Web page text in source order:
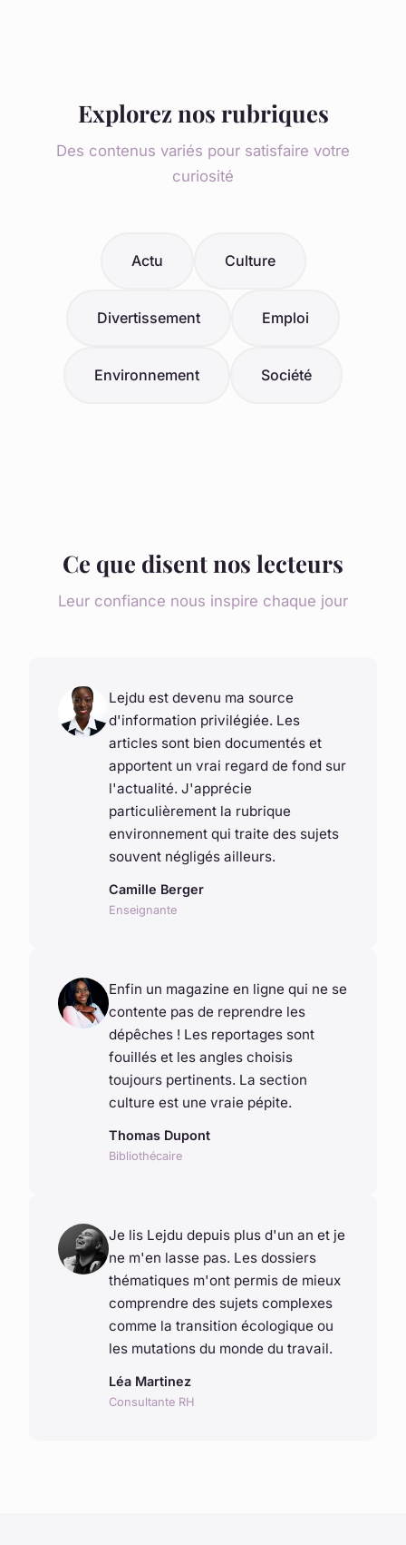
Explorez nos rubriques
Des contenus variés pour satisfaire votre
curiosité
Actu Culture
Divertissement Emploi
Environnement Société
Ce que disent nos lecteurs
Leur confiance nous inspire chaque jour
Lejdu est devenu ma source
d'information privilégiée. Les
articles sont bien documentés et
apportent un vrai regard de fond sur
l'actualité. J'apprécie
particulièrement la rubrique
environnement qui traite des sujets
souvent négligés ailleurs.
Camille Berger
Enseignante
Enfin un magazine en ligne qui ne se
contente pas de reprendre les
dépêches ! Les reportages sont
fouillés et les angles choisis
toujours pertinents. La section
culture est une vraie pépite.
Thomas Dupont
Bibliothécaire
Je lis Lejdu depuis plus d'un an et je
ne m'en lasse pas. Les dossiers
thématiques m'ont permis de mieux
comprendre des sujets complexes
comme la transition écologique ou
les mutations du monde du travail.
Léa Martinez
Consultante RH